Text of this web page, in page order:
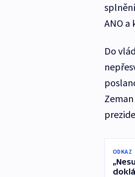
ANO a
Do
ODKAZ